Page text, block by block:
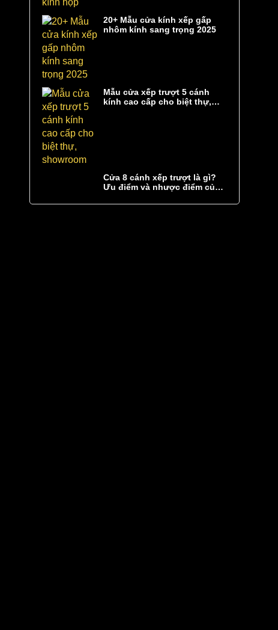
20+ Mẫu cửa kính xếp gấp
nhôm kính sang trọng 2025
Mẫu cửa xếp trượt 5 cánh
kính cao cấp cho biệt thự,
Cửa 8 cánh xếp trượt là gì?
Ưu điểm và nhược điểm của